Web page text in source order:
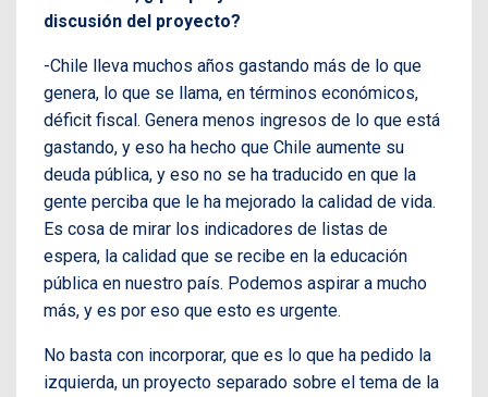
discusión del proyecto?
-Chile lleva muchos años gastando más de lo que
genera, lo que se llama, en términos económicos,
déficit fiscal. Genera menos ingresos de lo que está
gastando, y eso ha hecho que Chile aumente su
deuda pública, y eso no se ha traducido en que la
gente perciba que le ha mejorado la calidad de vida.
Es cosa de mirar los indicadores de listas de
espera, la calidad que se recibe en la educación
pública en nuestro país. Podemos aspirar a mucho
más, y es por eso que esto es urgente.
No basta con incorporar, que es lo que ha pedido la
izquierda, un proyecto separado sobre el tema de la